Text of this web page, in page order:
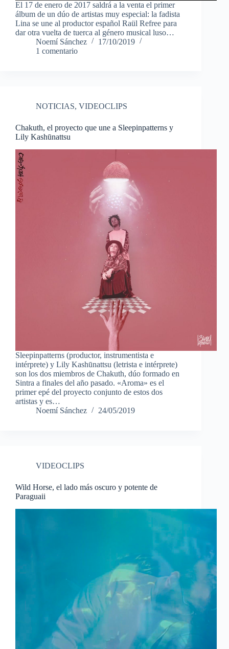
El 17 de enero de 2017 saldrá a la venta el primer
álbum de un dúo de artistas muy especial: la fadista
Lina se une al productor español Raül Refree para
dar otra vuelta de tuerca al género musical luso…
Noemí Sánchez
17/10/2019
1 comentario
NOTICIAS, VIDEOCLIPS
Chakuth, el proyecto que une a Sleepinpatterns y
Lily Kashūnattsu
Sleepinpatterns (productor, instrumentista e
intérprete) y Lily Kashūnattsu (letrista e intérprete)
son los dos miembros de Chakuth, dúo formado en
Sintra a finales del año pasado. «Aroma» es el
primer epé del proyecto conjunto de estos dos
artistas y es…
Noemí Sánchez
24/05/2019
VIDEOCLIPS
Wild Horse, el lado más oscuro y potente de
Paraguaii